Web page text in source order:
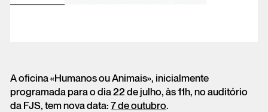
A oficina «Humanos ou Animais», inicialmente
programada para o dia 22 de julho, às 11h, no auditório
da FJS, tem nova data: 7 de outubro.